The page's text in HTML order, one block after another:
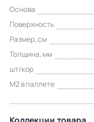
Основа
Поверхность
Размер, см
Толщина, мм
шт/кор
М2 в паллете